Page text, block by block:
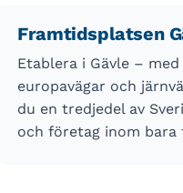
Framtidsplatsen
Etablera i Gävle –
europavägar och
du en tredjedel av
och företag inom bara